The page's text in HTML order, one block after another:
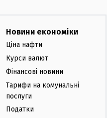
Новини економіки
Ціна нафти
Курси валют
Фінансові новини
Тарифи на комунальні
послуги
Податки